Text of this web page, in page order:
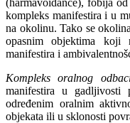
kompleks manifestira i u
na okolinu. Tako se
opasnim objektima
manifestira i
Kompleks oralnog
manifestira u gadljivosti
određenim oralnim
objekata ili u sklonosti